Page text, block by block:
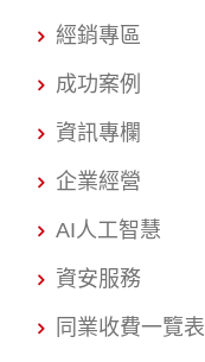
經銷專區
成功案例
資訊專欄
企業經營
AI人工智慧
資安服務
同業收費一覽表